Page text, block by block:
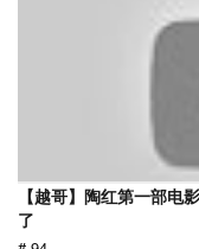
【越哥】陶红第一部电
了